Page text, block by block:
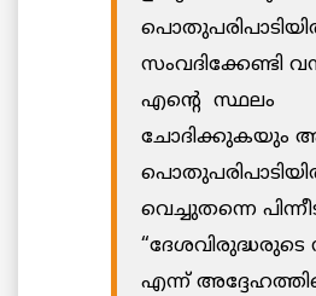
സംവദിക്കേണ്ടി
എന്റെ സ്ഥലം
ചോദിക്കുകയും
വെച്ചുതന്നെ
“ദേശവിരുദ്ധരുടെ
എന്ന്